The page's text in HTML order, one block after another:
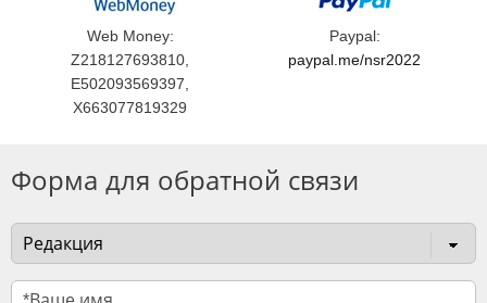
Web Money:
Z218127693810,
E502093569397,
X663077819329
Paypal:
paypal.me/nsr2022
Форма для обратной связи